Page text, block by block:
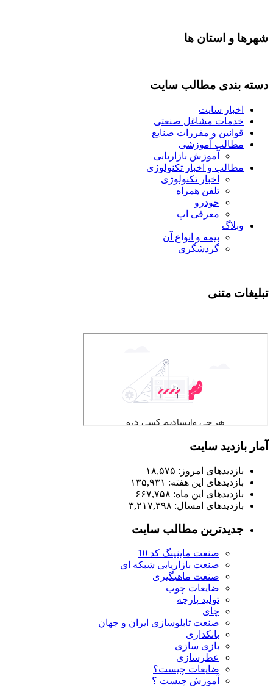
شهرها و استان ها
دسته بندی مطالب سایت
اخبار سایت
خدمات مشاغل صنعتی
قوانین و مقررات صنایع
مطالب آموزشی
آموزش بازاریابی
مطالب و اخبار تکنولوژی
اخبار تکنولوژی
تلفن همراه
خودرو
معرفی اپ
وبلاگ
بیمه و انواع آن
گردشگری
تبلیغات متنی
آمار بازدید سایت
بازدیدهای امروز: ۱۸,۵۷۵
بازدیدهای این هفته: ۱۳۵,۹۳۱
بازدیدهای این ماه: ۶۶۷,۷۵۸
بازدیدهای امسال: ۳,۲۱۷,۳۹۸
جدیدترین مطالب سایت
صنعت ماینینگ کد 10
صنعت بازاریابی شبکه ای
صنعت ماهیگیری
ضایعات چوب
تولید پارچه
چای
صنعت تابلوسازی ایران و جهان
بانکداری
بازی سازی
عطرسازی
ضایعات چیست؟
آموزش چیست ؟